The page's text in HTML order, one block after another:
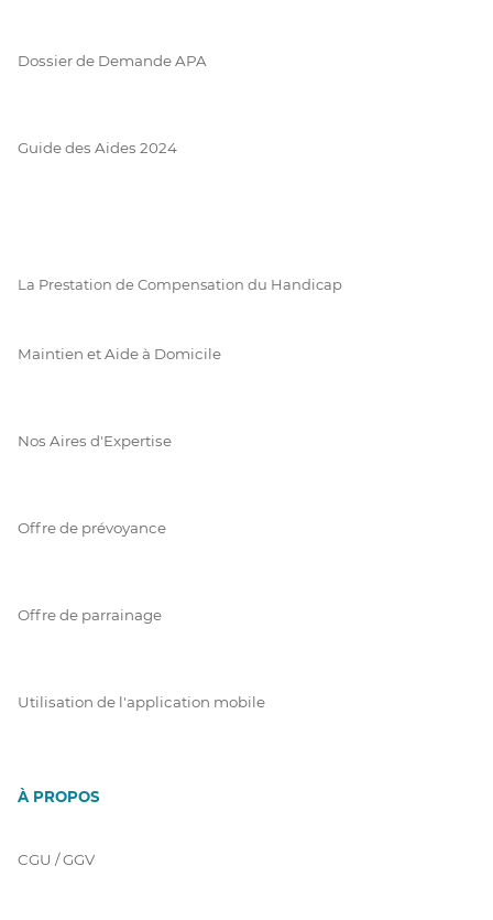
Dossier de Demande APA
Guide des Aides 2024
La Prestation de Compensation du Handicap
Maintien et Aide à Domicile
Nos Aires d'Expertise
Offre de prévoyance
Offre de parrainage
Utilisation de l'application mobile
À PROPOS
CGU / GGV